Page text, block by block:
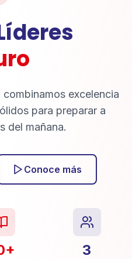
excelencia
para preparar a
del mañana.
Conoce más
3